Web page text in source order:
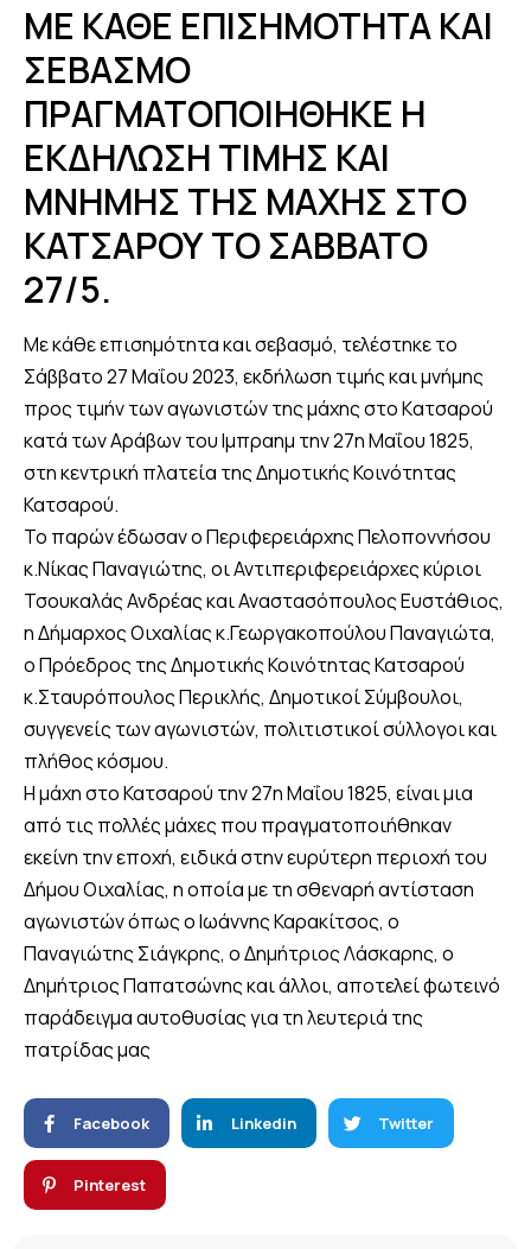
ΜΕ ΚΑΘΕ ΕΠΙΣΗΜΟΤΗΤΑ ΚΑΙ
ΣΕΒΑΣΜΟ
ΠΡΑΓΜΑΤΟΠΟΙΗΘΗΚΕ Η
ΕΚΔΗΛΩΣΗ ΤΙΜΗΣ ΚΑΙ
ΜΝΗΜΗΣ ΤΗΣ ΜΑΧΗΣ ΣΤΟ
ΚΑΤΣΑΡΟΥ ΤΟ ΣΑΒΒΑΤΟ
27/5.
Με κάθε επισημότητα και σεβασμό, τελέστηκε το
Σάββατο 27 Μαΐου 2023, εκδήλωση τιμής και μνήμης
προς τιμήν των αγωνιστών της μάχης στο Kατσαρού
κατά των Αράβων του Ιμπραημ την 27η Μαΐου 1825,
στη κεντρική πλατεία της Δημοτικής Κοινότητας
Κατσαρού.
Το παρών έδωσαν ο Περιφερειάρχης Πελοποννήσου
κ.Νίκας Παναγιώτης, οι Αντιπεριφερειάρχες κύριοι
Τσουκαλάς Ανδρέας και Αναστασόπουλος Ευστάθιος,
η Δήμαρχος Οιχαλίας κ.Γεωργακοπούλου Παναγιώτα,
ο Πρόεδρος της Δημοτικής Κοινότητας Κατσαρού
κ.Σταυρόπουλος Περικλής, Δημοτικοί Σύμβουλοι,
συγγενείς των αγωνιστών, πολιτιστικοί σύλλογοι και
πλήθος κόσμου.
Η μάχη στο Κατσαρού την 27η Μαΐου 1825, είναι μια
από τις πολλές μάχες που πραγματοποιήθηκαν
εκείνη την εποχή, ειδικά στην ευρύτερη περιοχή του
Δήμου Οιχαλίας, η οποία με τη σθεναρή αντίσταση
αγωνιστών όπως ο Ιωάννης Καρακίτσος, ο
Παναγιώτης Σιάγκρης, ο Δημήτριος Λάσκαρης, ο
Δημήτριος Παπατσώνης και άλλοι, αποτελεί φωτεινό
παράδειγμα αυτοθυσίας για τη λευτεριά της
πατρίδας μας
Facebook Linkedin Twitter
Pinterest